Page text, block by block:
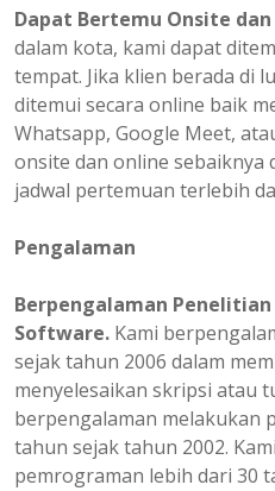
Dapat Bertemu Onsite
dalam kota, kami dapat
tempat. Jika klien berada di
ditemui secara online baik
Whatsapp, Google Meet,
onsite dan online sebaiknya
jadwal pertemuan terlebih
Pengalaman
Berpengalaman Penelitian
Software. Kami
sejak tahun 2006 dalam
menyelesaikan skripsi atau
berpengalaman melakukan
tahun sejak tahun 2002.
pemrograman lebih dari 30